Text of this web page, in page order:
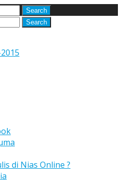
di Nias Online ?